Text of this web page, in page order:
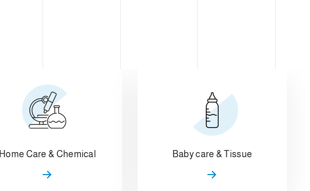
Home Care & Chemical Baby care & Tissue